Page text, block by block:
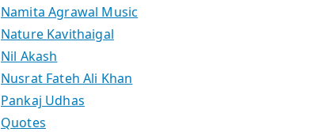
Namita Agrawal Music
Nature Kavithaigal
Nil Akash
Nusrat Fateh Ali Khan
Pankaj Udhas
Quotes